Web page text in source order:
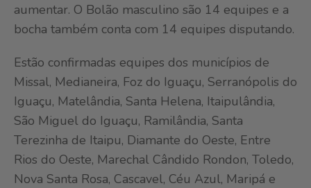
aumentar. O Bolão masculino são 14 equipes e a
bocha também conta com 14 equipes disputando.
Estão confirmadas equipes dos municípios de
Missal, Medianeira, Foz do Iguaçu, Serranópolis do
Iguaçu, Matelândia, Santa Helena, Itaipulândia,
São Miguel do Iguaçu, Ramilândia, Santa
Terezinha de Itaipu, Diamante do Oeste, Entre
Rios do Oeste, Marechal Cândido Rondon, Toledo,
Nova Santa Rosa, Cascavel, Céu Azul, Maripá e